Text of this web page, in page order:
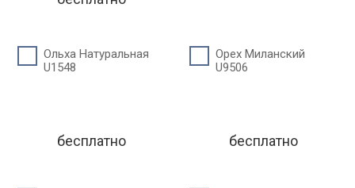
Ольха Натуральная
U1548
бесплатно
Орех Миланский
U9506
бесплатно